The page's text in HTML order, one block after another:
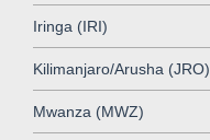
Iringa (IRI)
Kilimanjaro/Arusha (JRO)
Mwanza (MWZ)